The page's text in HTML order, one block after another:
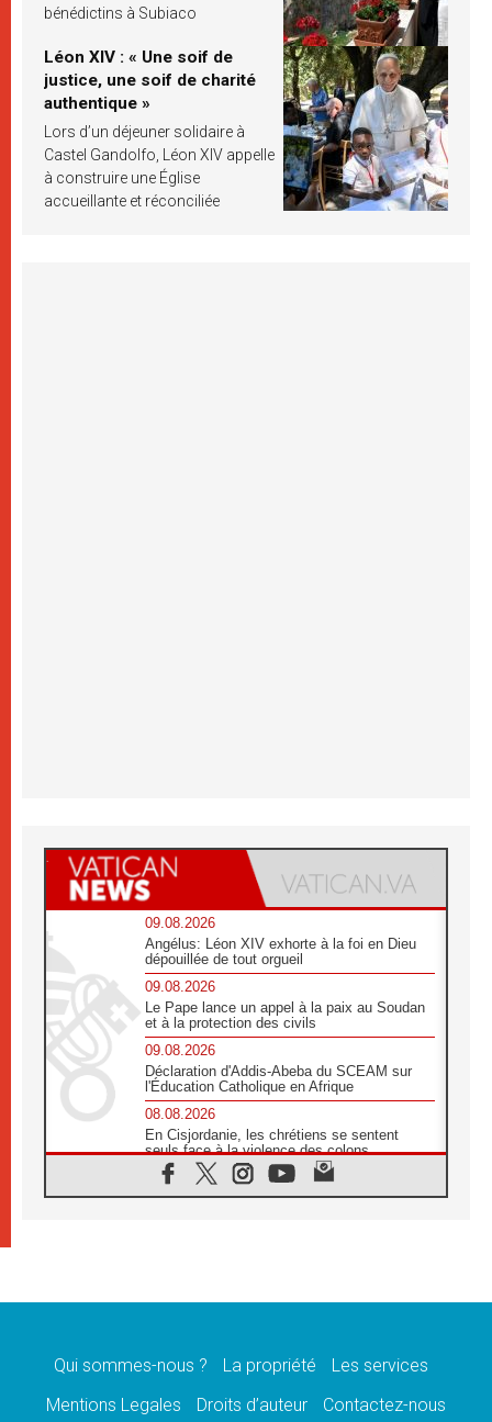
bénédictins à Subiaco
Léon XIV : « Une soif de
justice, une soif de charité
authentique »
Lors d’un déjeuner solidaire à
Castel Gandolfo, Léon XIV appelle
à construire une Église
accueillante et réconciliée
09.08.2026
Angélus: Léon XIV exhorte à la foi en Dieu
dépouillée de tout orgueil
09.08.2026
Le Pape lance un appel à la paix au Soudan
et à la protection des civils
09.08.2026
Déclaration d'Addis-Abeba du SCEAM sur
l'Éducation Catholique en Afrique
08.08.2026
En Cisjordanie, les chrétiens se sentent
seuls face à la violence des colons
08.08.2026
Léon XIV au sanctuaire de Notre Dame du
08.08.2026
08.08.2026
catholiques
Qui sommes-nous ? La propriété
Les services
Mentions Legales
Droits d’auteur Contactez-nous